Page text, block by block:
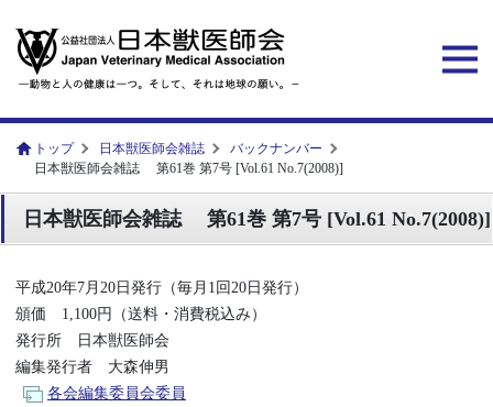
トップ 日本獣医師会雑誌
バックナンバー
日本獣医師会雑誌 第61巻 第7号 [Vol.61 No.7(2008)]
日本獣医師会雑誌 第61巻 第7号 [Vol.61 No.7(2008)]
平成20年7月20日発行（毎月1回20日発行）
頒価 1,100円（送料・消費税込み）
発行所 日本獣医師会
編集発行者 大森伸男
各会編集委員会委員